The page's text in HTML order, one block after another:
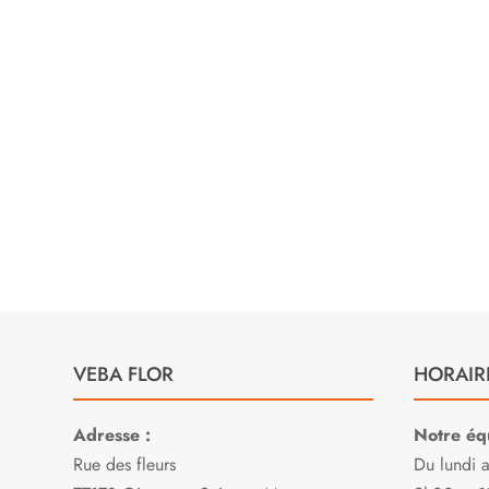
et à
VEBA FLOR
Adresse :
Rue des fleurs
Notre
Du lundi